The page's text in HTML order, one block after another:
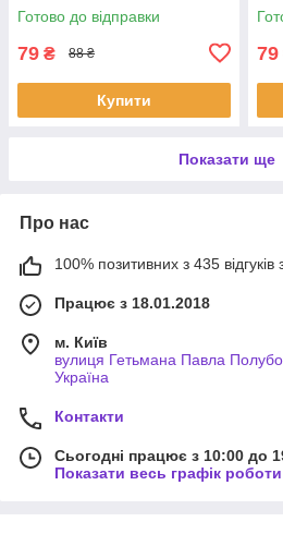
Готово до відправки
79 ₴ 88 ₴
Купити
79
Показати ще
Про нас
100% позитивних з 435 відгуків
Працює з 18.01.2018
м. Київ
вулиця Гетьмана Павла
Україна
Контакти
Сьогодні працює з 10:00 до
Показати весь графік роботи